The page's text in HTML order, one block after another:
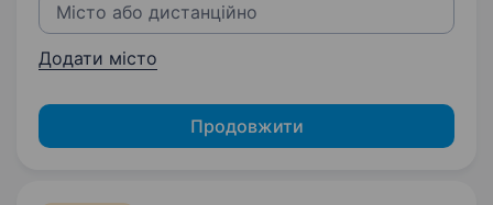
Додати місто
Продовжити